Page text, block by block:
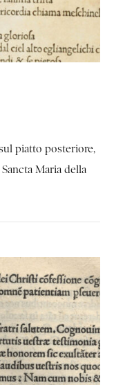
piatto posteriore,
Maria della